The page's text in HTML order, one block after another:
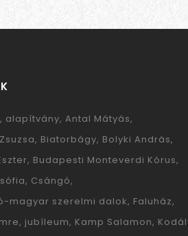
alapítvány Antal Mátyás
Biatorbágy Bolyki András
Budapesti Monteverdi Kórus
Csángó
magyar szerelmi dalok Faluház
jubíleum Kamp Salamon